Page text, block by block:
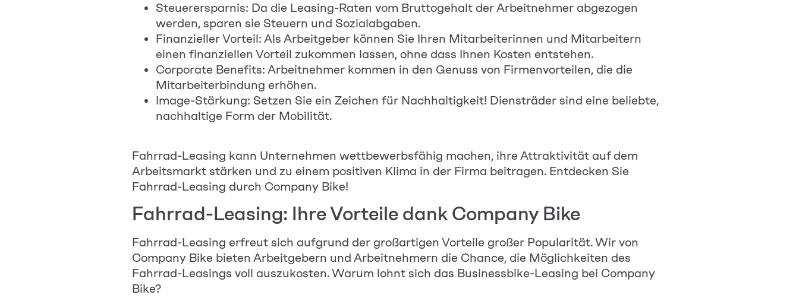
Steuerersparnis: Da die Leasing-Raten vom Bruttogehalt der Arbeitnehmer abgezogen
werden, sparen sie Steuern und Sozialabgaben.
Finanzieller Vorteil: Als Arbeitgeber können Sie Ihren Mitarbeiterinnen und Mitarbeitern
einen finanziellen Vorteil zukommen lassen, ohne dass Ihnen Kosten entstehen.
Corporate Benefits: Arbeitnehmer kommen in den Genuss von Firmenvorteilen, die die
Mitarbeiterbindung erhöhen.
Image-Stärkung: Setzen Sie ein Zeichen für Nachhaltigkeit! Diensträder sind eine beliebte,
nachhaltige Form der Mobilität.
Fahrrad-Leasing kann Unternehmen wettbewerbsfähig machen, ihre Attraktivität auf dem
Arbeitsmarkt stärken und zu einem positiven Klima in der Firma beitragen. Entdecken Sie
Fahrrad-Leasing durch Company Bike!
Fahrrad-Leasing: Ihre Vorteile dank Company Bike
Fahrrad-Leasing erfreut sich aufgrund der großartigen Vorteile großer Popularität. Wir von
Company Bike bieten Arbeitgebern und Arbeitnehmern die Chance, die Möglichkeiten des
Fahrrad-Leasings voll auszukosten. Warum lohnt sich das Businessbike-Leasing bei Company
Bike?